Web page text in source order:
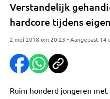
Verstandelijk
hardcore tijdens
2 mei 2018 om 20:23 • Aangepast
Ruim honderd jongeren